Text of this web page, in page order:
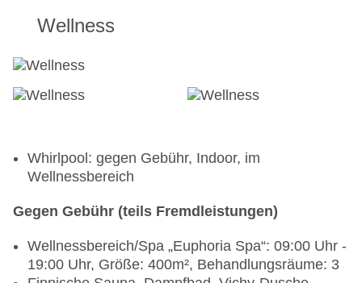
Wellness
Whirlpool: gegen Gebühr, Indoor, im
Wellnessbereich
Gegen Gebühr (teils Fremdleistungen)
Wellnessbereich/Spa „Euphoria Spa“: 09:00 Uhr -
19:00 Uhr, Größe: 400m², Behandlungsräume: 3